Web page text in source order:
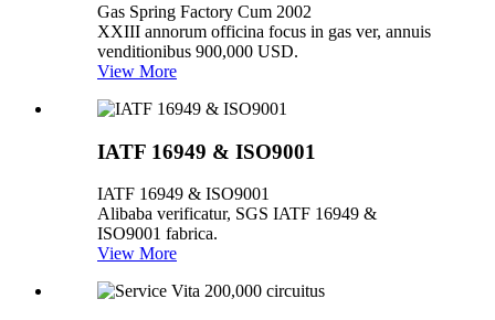
Gas Spring Factory Cum 2002
XXIII annorum officina focus in gas ver, annuis
venditionibus 900,000 USD.
View More
IATF 16949 & ISO9001
IATF 16949 & ISO9001
Alibaba verificatur, SGS IATF 16949 &
ISO9001 fabrica.
View More